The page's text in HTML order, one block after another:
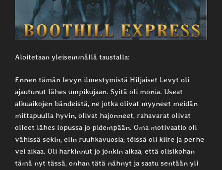
Aloitetaan yleisemmällä taustalla:
Ennen tämän levyn ilmestymistä Hiljaiset Levyt oli
ajautunut lähes umpikujaan. Syitä oli monia. Useat
alkuaikojen bändeistä, ne jotka olivat myyneet meidän
mittapuulla hyvin, olivat hajonneet, rahavarat olivat
olleet lähes lopussa jo pidempään. Oma motivaatio oli
vähissä sekin, elin ruuhkavuosia; töissä oli kiire ja perhe
vei aikaa. Oli harkinnut jo jonkin aikaa, että olisikohan
tämä nyt tässä, onhan tätä nähnyt ja saatu sentään yli